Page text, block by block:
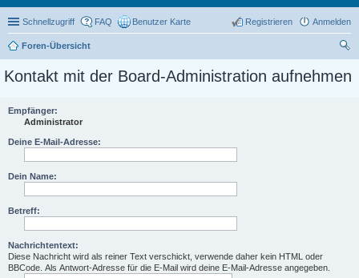
Schnellzugriff FAQ Benutzer Karte Anmelden
Registrieren
Foren-Übersicht
he
Kontakt mit der Board-Administration aufnehmen
Empfänger:
Administrator
Deine E-Mail-Adresse:
Dein Name:
Betreff:
Nachrichtentext:
Diese Nachricht wird als reiner Text verschickt, verwende daher kein HTML oder
BBCode. Als Antwort-Adresse für die E-Mail wird deine E-Mail-Adresse angegeben.